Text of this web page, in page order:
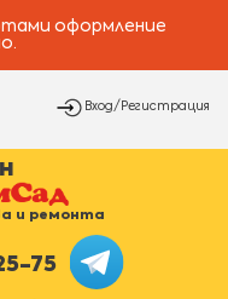
оформление
Вход/Регистрация
и ремонта
75